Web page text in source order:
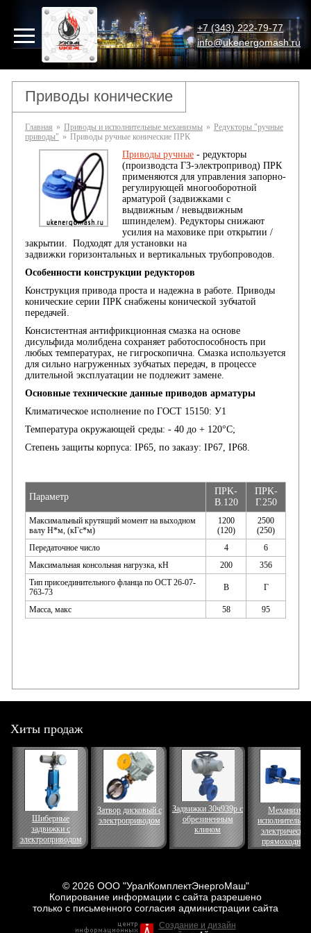
+7 (343) 222-79-77
info@ukenergomash.ru
Приводы конические
Главная » Приводы и исполнительные механизмы » Редукторы "ручные
приводы" » Приводы ручные конические ПРК
Приводы ручные - редукторы
(производста ГЗ-электропривод) ПРК
применяются для управления запорно-
регулирующей многооборотной
арматурой (задвижками с
выдвижным / невыдвижным
шпинделем). Редукторы снижают
усилия на маховике при открытии /
закрытии. Подходят для установки на
задвижки горизонтальных и вертикальных трубопроводов.
Особенности конструкции редукторов
Конструкция привода проста и надежна в работе. Приводы
конические серии ПРК снабжены конической зубчатой
передачей.
Консистентная антифрикционная смазка на основе
дисульфида молибдена сохраняет работоспособность при
любых температурах, не гигроскопична. Смазка используется
для сильно нагруженных зубчатых передач, в процессе
длительной эксплуатации не подлежит замене.
Основные технические данные приводов арматуры
Климатическое исполнение по ГОСТ 15150: У1
Температура окружающей среды: - 40 до + 120°С;
Степень защиты корпуса: IР65, по заказу: IР67, IP68.
Параметр
ПPK-
В.120
ПPK-
Г.250
Максимальный крутящий момент на выходном
валу Н*м, (кГс*м)
1200
(120)
2500
(250)
Передаточное число
4
6
Максимальная консольная нагрузка, кН
200
356
Тип присоединительного фланца по ОСТ 26-07-
763-73
В Г
Масса, макс 58 95
Хиты продаж
Шиберные
задвижки с
электроприводом
Затвор дисковый с
электроприводом
Задвижки 30ч939р с
обрезиненным
клином
Механизм
электрический
прямоходный
© 2026 ООО "УралКомплектЭнергоМаш"
Копирование информации с сайта разрешено
только с письменного согласия администрации сайта
Создание и дизайн